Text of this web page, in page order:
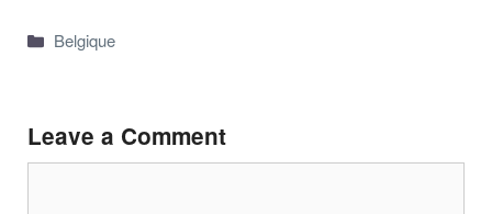
Categories
Belgique
Leave a Comment